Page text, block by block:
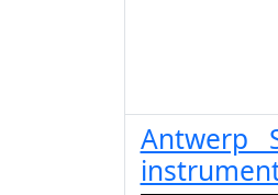
Antwerp